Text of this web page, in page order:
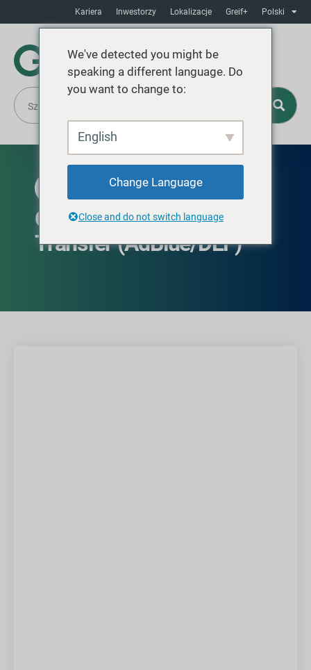
Kariera Inwestorzy Lokalizacje Greif+ Polski
DOSTĘPNE NA CAŁYM ŚWIECIE
GCUBE IBC Closed
Transfer (AdBlue/DEF)
We've detected you might be
speaking a different language. Do
you want to change to:
English
Change Language
Close and do not switch language